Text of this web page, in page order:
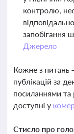
контролю,
запобігання
Джерело
Кожне з питань
публікацій за
посиланнями та
доступні у
Стисло про